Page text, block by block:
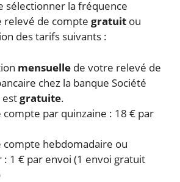
sélectionner la fréquence
relevé de compte gratuit ou
des tarifs suivants :
mensuelle de votre relevé de
chez la banque Société
estgratuite.
compte par quinzaine : 18 € par
compte hebdomadaire ou
: 1 € par envoi (1 envoi gratuit